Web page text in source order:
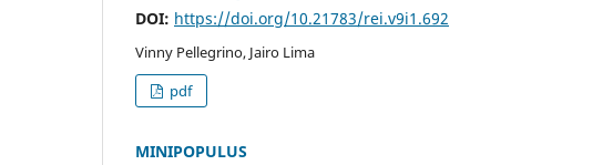
DOI: https://doi.org/10.21783/rei.v9i1.692
Vinny Pellegrino, Jairo Lima
pdf
MINIPOPULUS